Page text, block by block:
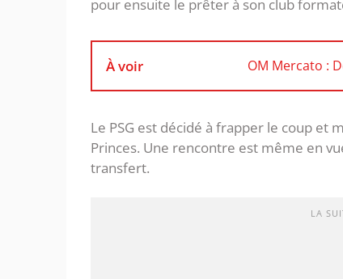
pour ensuite le prêter à son club
À voir OM Mercato :
Le PSG est décidé à frapper le coup et
Princes. Une rencontre est même en
transfert.
LA